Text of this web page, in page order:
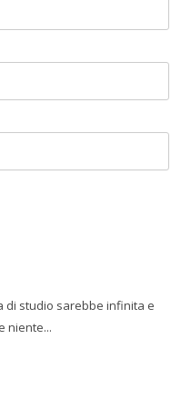
di studio sarebbe infinita e
niente...